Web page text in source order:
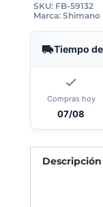
SKU: FB-59132
Marca: Shimano
Tiempo
Compras hoy
07/08
Descripción